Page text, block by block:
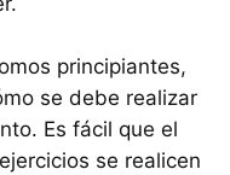
principiantes,
se debe realizar
Es fácil que el
se realicen